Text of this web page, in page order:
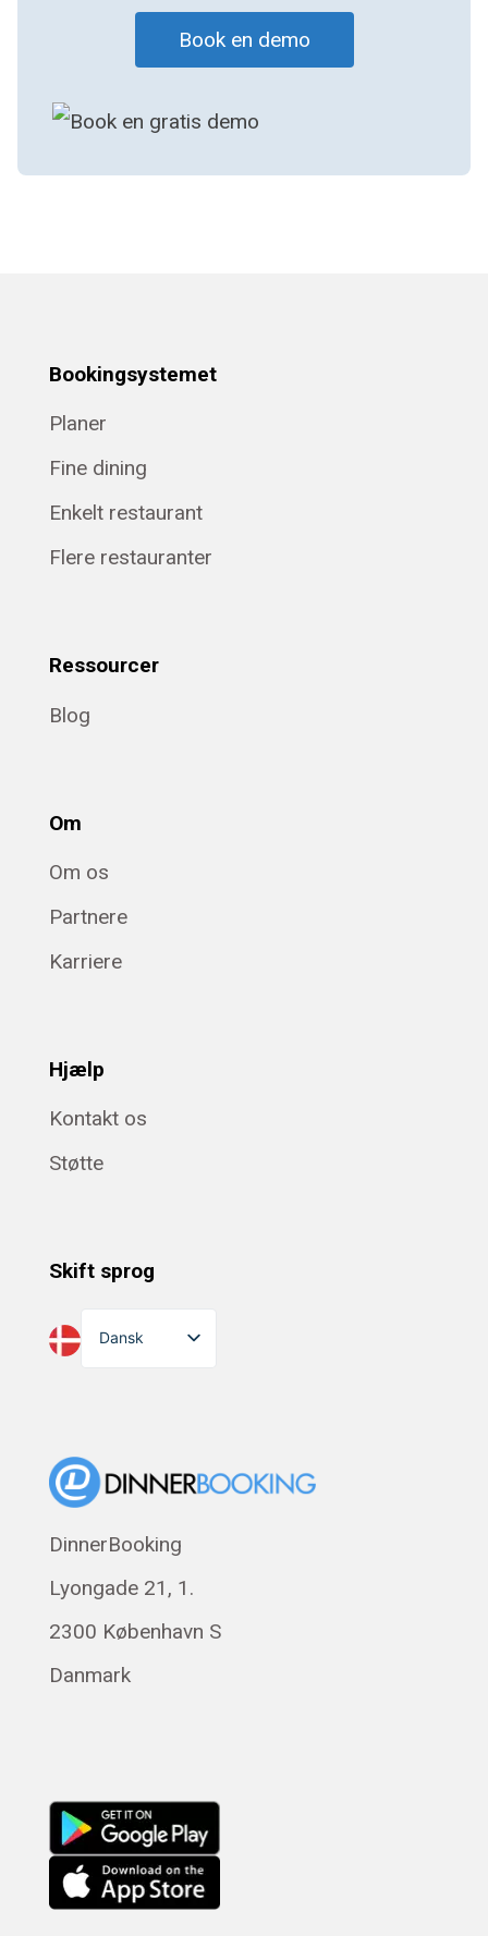
Book en demo
Bookingsystemet
Planer
Fine dining
Enkelt restaurant
Flere restauranter
Ressourcer
Blog
Om
Om os
Partnere
Karriere
Hjælp
Kontakt os
Støtte
Skift sprog
Dansk
English
Eesti
Svenska
Français
Română
DinnerBooking
Lyongade 21, 1.
2300 København S
Danmark